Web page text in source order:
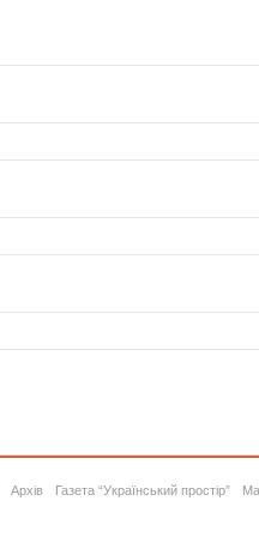
Архів Газета “Український простір”